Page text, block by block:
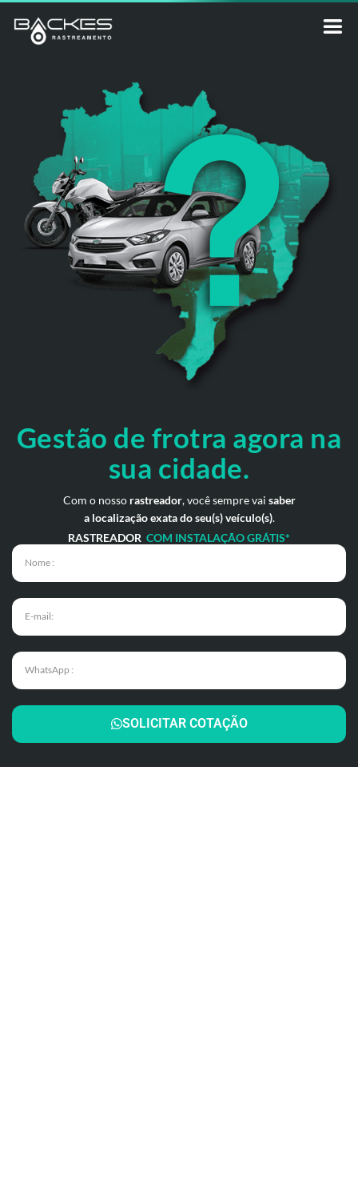
Gestão de frotra agora na
sua cidade.
Com o nosso rastreador, você sempre vai saber
a localização exata do seu(s) veículo(s).
RASTREADOR COM INSTALAÇÃO GRÁTIS*
SOLICITAR COTAÇÃO